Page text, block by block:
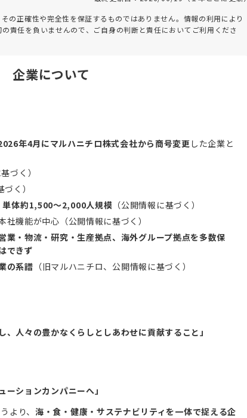
の正確性や完全性を保証するものではありません。情報の利用により
責任を負いませんので、ご自身の判断と責任においてご利用くださ
企業について
年4月にマルハニチロ株式会社から商号変更 した企業と
づく）
づく）
単体約1,500～2,000人規模 （公開情報に基づく）
社機能が中心（公開情報に基づく）
業・物流・研究・生産拠点、海外グループ拠点を多数保
できず
の系譜 （旧マルハニチロ、公開情報に基づく）
、人々の豊かなくらしとしあわせに貢献すること」
ーションカンパニーへ」
より、 海・食・健康・サステナビリティを一体で捉える企